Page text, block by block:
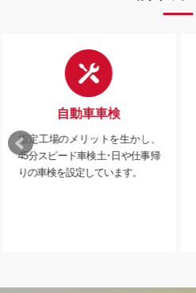
自動車車検
指定工場のメリットを生かし、
45分スピード車検土･日や仕事帰
りの車検を設定しています。